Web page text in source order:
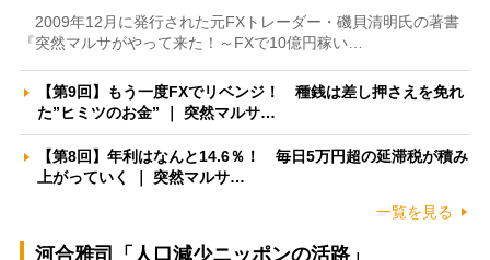
2009年12月に発行された元FXトレーダー・磯貝清明氏の著書
『突然マルサがやって来た！～FXで10億円稼い…
【第9回】もう一度FXでリベンジ！ 種銭は差し押さえを免れ
た”ヒミツのお金” ｜ 突然マルサ…
【第8回】年利はなんと14.6％！ 毎日5万円超の延滞税が積み
上がっていく ｜ 突然マルサ…
一覧を見る
河合雅司「人口減少ニッポンの活路」